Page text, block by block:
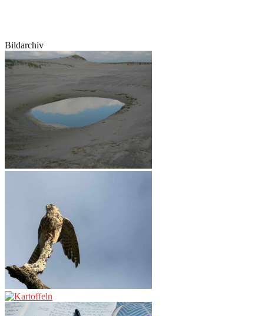
Bildarchiv